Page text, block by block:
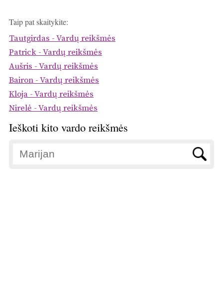
Taip pat skaitykite:
Tautgirdas - Vardų reikšmės
Patrick - Vardų reikšmės
Aušris - Vardų reikšmės
Bairon - Vardų reikšmės
Kloja - Vardų reikšmės
Nirelė - Vardų reikšmės
Ieškoti kito vardo reikšmės